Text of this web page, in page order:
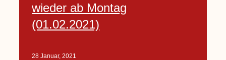
wieder ab Montag
(01.02.2021)
28 Januar, 2021